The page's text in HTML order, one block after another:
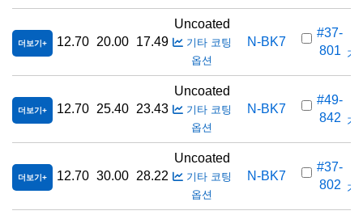
더보기 12.70 20.00 17.49
Uncoated
기타 코팅
옵션
N-BK7
#37-
801 가
더보기 12.70 25.40 23.43
Uncoated
기타 코팅
옵션
N-BK7
#49-
842 가
더보기 12.70 30.00 28.22
Uncoated
기타 코팅
옵션
N-BK7
#37-
802 가